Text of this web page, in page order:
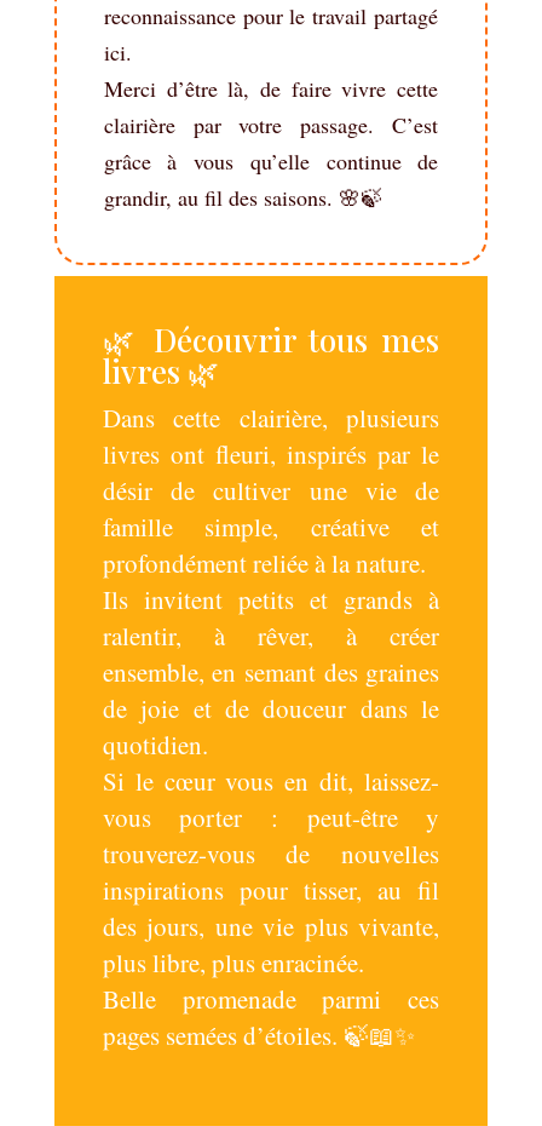
reconnaissance pour le travail partagé
ici.
Merci d’être là, de faire vivre cette
clairière par votre passage. C’est
grâce à vous qu’elle continue de
grandir, au fil des saisons. 🌸🍃
🌿 Découvrir tous mes
livres 🌿
Dans cette clairière, plusieurs
livres ont fleuri, inspirés par le
désir de cultiver une vie de
famille simple, créative et
profondément reliée à la nature.
Ils invitent petits et grands à
ralentir, à rêver, à créer
ensemble, en semant des graines
de joie et de douceur dans le
quotidien.
Si le cœur vous en dit, laissez-
vous porter : peut-être y
trouverez-vous de nouvelles
inspirations pour tisser, au fil
des jours, une vie plus vivante,
plus libre, plus enracinée.
Belle promenade parmi ces
pages semées d’étoiles. 🍃📖✨